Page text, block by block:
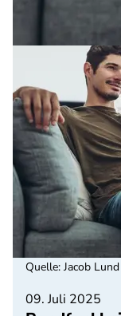
09. Juli 2025
Quelle: Jacob